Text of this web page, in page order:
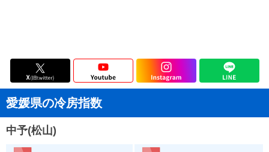
愛媛県の冷房指数
中予(松山)